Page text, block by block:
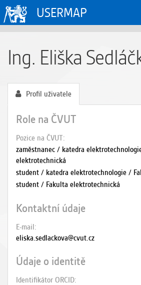
USERMAP
Ing. Eliška
Profil uživatele
Role na ČVUT
Pozice na ČVUT
zaměstnanec / katedra
elektrotechnická
student / katedra elektrotechnologie /
student / Fakulta elektrotechnická
Kontaktní údaje
E-mail
eliska.sedlackova@cvut.cz
Údaje o identitě
Identifikátor ORCID